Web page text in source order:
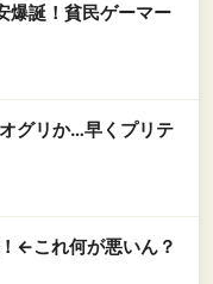
爆誕！貧民ゲーマー
グリか…早くプリテ
←これ何が悪いん？